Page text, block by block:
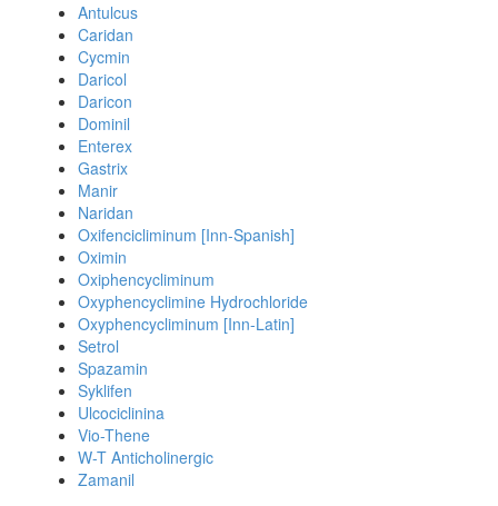
Antulcus
Caridan
Cycmin
Daricol
Daricon
Dominil
Enterex
Gastrix
Manir
Naridan
Oxifencicliminum [Inn-Spanish]
Oximin
Oxiphencycliminum
Oxyphencyclimine Hydrochloride
Oxyphencycliminum [Inn-Latin]
Setrol
Spazamin
Syklifen
Ulcociclinina
Vio-Thene
W-T Anticholinergic
Zamanil